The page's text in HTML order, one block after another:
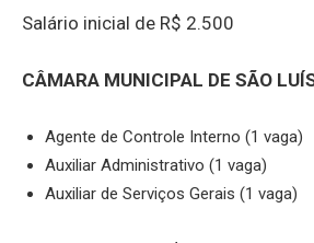
Salário inicial de R$ 2.500
CÂMARA MUNICIPAL DE SÃO
Agente de Controle Interno (1 vaga)
Auxiliar Administrativo (1 vaga)
Auxiliar de Serviços Gerais (1 vaga)